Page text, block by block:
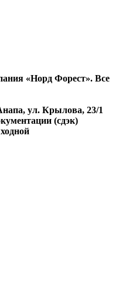
«Норд Форест». Все
ул. Крылова, 23/1
(сдэк)